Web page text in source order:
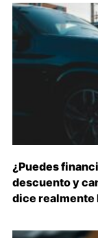
¿Puedes
descuento y
dice realmente